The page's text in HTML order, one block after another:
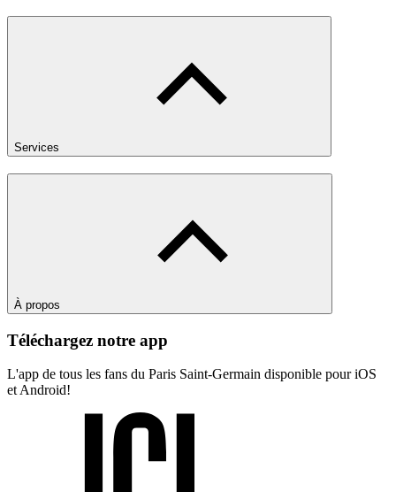
Services
À propos
Téléchargez notre app
L'app de tous les fans du Paris Saint-Germain disponible pour iOS
et Android!